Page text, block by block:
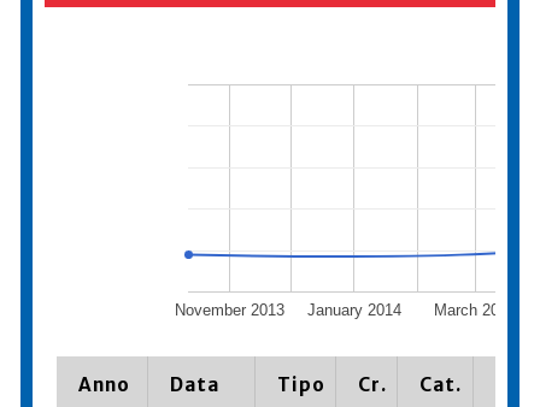
November 2013 January 2014 March 2014
Anno Data Tipo Cr. Cat.